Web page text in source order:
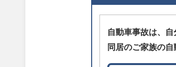
自動車事故は、
同居のご家族の